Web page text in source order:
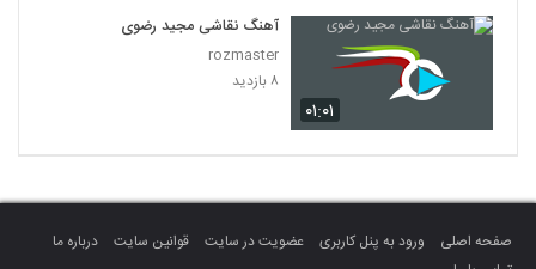
۰۱:۰۱
آهنگ نقاشی مجید رضوی
rozmaster
۸ بازدید
صفحه اصلی ورود به پنل کاربری عضویت در سایت قوانین سایت
درباره ما